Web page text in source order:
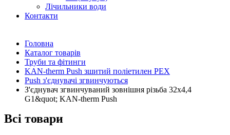
Лічильники води
Контакти
Головна
Каталог товарів
Труби та фітинги
KAN-therm Push зшитий поліетилен PEX
Push з'єднувачі згвинчуються
З'єднувач згвинчуваний зовнішня різьба 32x4,4
G1&quot; KAN-therm Push
Всі товари